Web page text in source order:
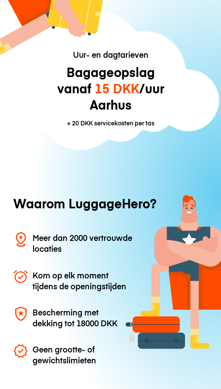
Uur- en dagtarieven
Bagageopslag
vanaf 15 DKK/uur
Aarhus
+20 DKKservicekosten per tas
Waarom LuggageHero?
Meer dan 2000 vertrouwde
locaties
Kom op elk moment
tijdens de openingstijden
Bescherming met
dekking tot 18000 DKK
Geen grootte- of
gewichtslimieten